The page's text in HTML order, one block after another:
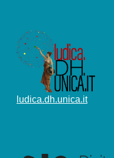
ludica.dh.unica.it